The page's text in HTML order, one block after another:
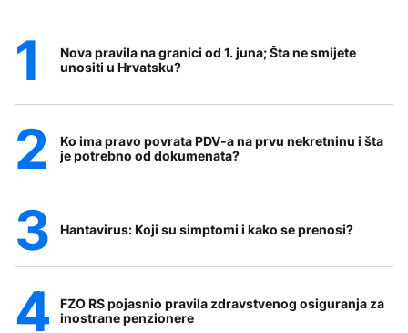
Nova pravila na granici od 1. juna; Šta ne smijete
unositi u Hrvatsku?
Ko ima pravo povrata PDV-a na prvu nekretninu i šta
je potrebno od dokumenata?
Hantavirus: Koji su simptomi i kako se prenosi?
FZO RS pojasnio pravila zdravstvenog osiguranja za
inostrane penzionere